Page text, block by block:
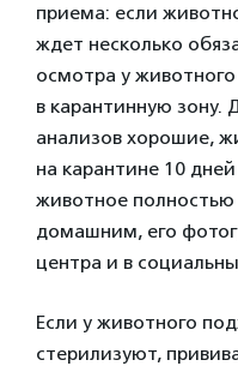
приема: если
ждет несколько
осмотра у
в карантинную зону.
анализов хорошие,
на карантине 10
животное полностью
домашним, его
центра и в
Если у животного
стерилизуют,